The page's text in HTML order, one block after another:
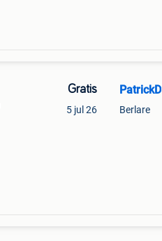
Gratis
5 jul 26
PatrickD
Berlare